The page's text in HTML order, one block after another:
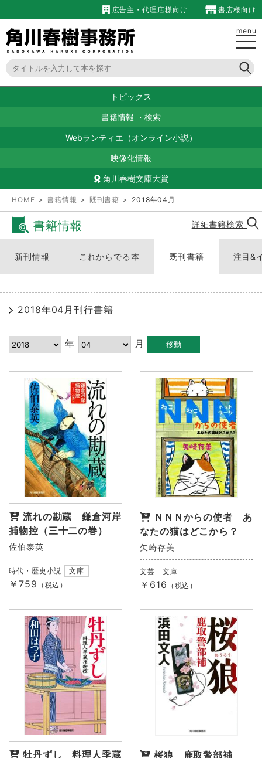
広告主・代理店様向け 書店様向け
menu
トピックス
書籍情報 ・ 検索
Webランティエ（オンライン小説）
映像化情報
角川春樹文庫大賞
HOME ＞書籍情報 ＞ 既刊書籍 ＞ 2018年04月
書籍情報 詳細書籍検索
新刊情報 これからでる本 既刊書籍 注目&
2018年04月刊行書籍
年 月
流れの勘蔵 鎌倉河岸
捕物控（三十二の巻）
佐伯泰英
時代・歴史小説 文庫
￥759 （税込）
ＮＮＮからの使者 あ
なたの猫はどこから？
矢崎存美
文芸 文庫
￥616 （税込）
牡丹ずし 料理人季蔵
桜狼 鹿取警部補